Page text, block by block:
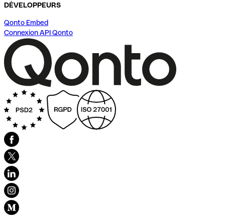
DÉVELOPPEURS
Qonto Embed
Connexion API Qonto